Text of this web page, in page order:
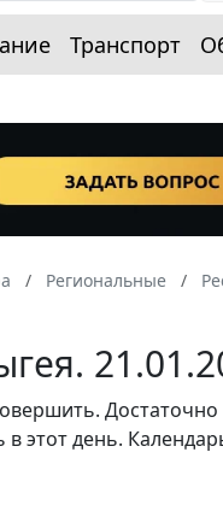
Транспорт
Региональные
этот день.